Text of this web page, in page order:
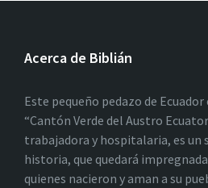
Acerca de Biblián
Este pequeño pedazo de
“Cantón Verde del Austro
trabajadora y hospitalaria, es un
historia, que quedará
quienes nacieron y aman a su